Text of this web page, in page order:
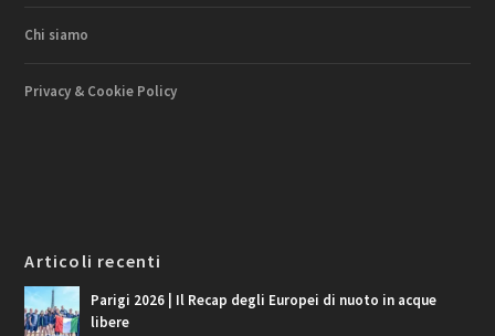
Chi siamo
Privacy & Cookie Policy
Articoli recenti
Parigi 2026 | Il Recap degli Europei di nuoto in acque
libere